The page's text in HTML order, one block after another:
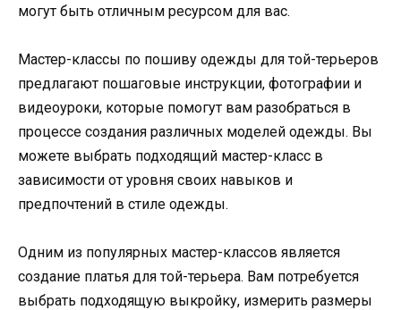
могут быть отличным ресурсом для вас.
Мастер-классы по пошиву одежды для той-терьеров
предлагают пошаговые инструкции, фотографии и
видеоуроки, которые помогут вам разобраться в
процессе создания различных моделей одежды. Вы
можете выбрать подходящий мастер-класс в
зависимости от уровня своих навыков и
предпочтений в стиле одежды.
Одним из популярных мастер-классов является
создание платья для той-терьера. Вам потребуется
выбрать подходящую выкройку, измерить размеры